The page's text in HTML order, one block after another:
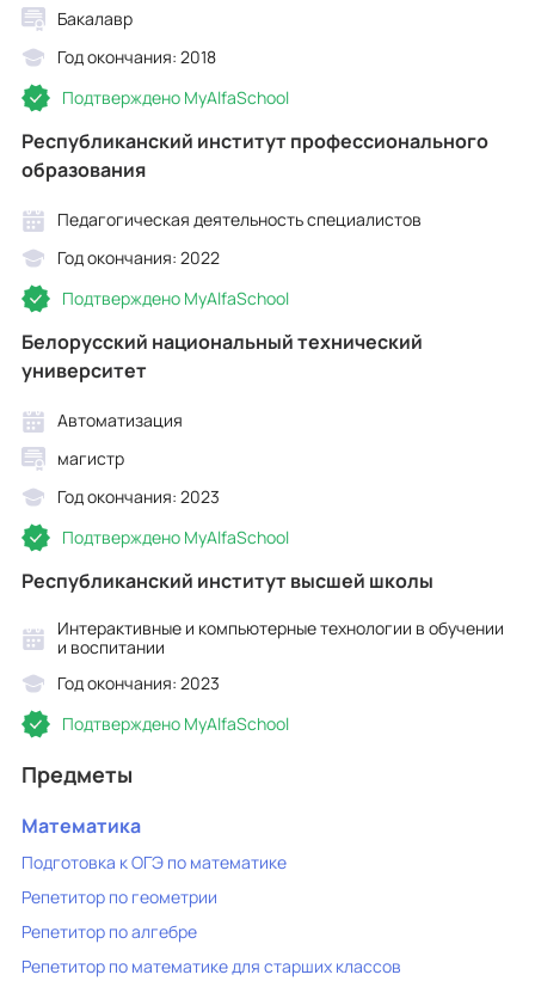
Бакалавр
Год окончания: 2018
Подтверждено MyAlfaSchool
Республиканский институт профессионального
образования
Педагогическая деятельность специалистов
Год окончания: 2022
Подтверждено MyAlfaSchool
Белорусский национальный технический
университет
Автоматизация
магистр
Год окончания: 2023
Подтверждено MyAlfaSchool
Республиканский институт высшей школы
Интерактивные и компьютерные технологии в обучении
и воспитании
Год окончания: 2023
Подтверждено MyAlfaSchool
Предметы
Математика
Подготовка к ОГЭ по математике
Репетитор по геометрии
Репетитор по алгебре
Репетитор по математике для старших классов